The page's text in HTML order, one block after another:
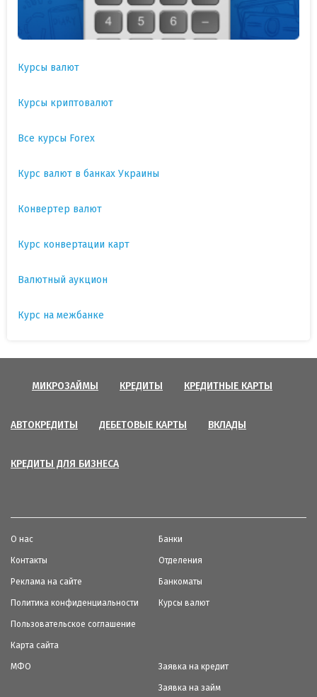
Курсы валют
Курсы криптовалют
Все курсы Forex
Курс валют в банках Украины
Конвертер валют
Курс конвертации карт
Валютный аукцион
Курс на межбанке
МИКРОЗАЙМЫ КРЕДИТЫ КРЕДИТНЫЕ КАРТЫ
АВТОКРЕДИТЫ ДЕБЕТОВЫЕ КАРТЫ ВКЛАДЫ
КРЕДИТЫ ДЛЯ БИЗНЕСА
О нас
Контакты
Реклама на сайте
Политика конфиденциальности
Пользовательское соглашение
Карта сайта
Банки
Отделения
Банкоматы
Курсы валют
МФО Заявка на кредит
Заявка на займ